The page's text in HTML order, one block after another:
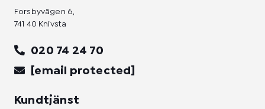
Forsbyvägen 6,
741 40 Knivsta
020 74 24 70
[email protected]
Kundtjänst